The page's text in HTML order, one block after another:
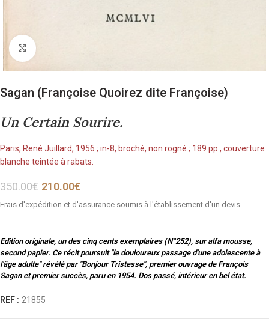
Cliquez pour agrandir
Sagan (Françoise Quoirez dite Françoise)
Un Certain Sourire.
Paris, René Juillard, 1956 ; in-8, broché, non rogné ; 189 pp., couverture
blanche teintée à rabats.
350.00€ 210.00€
Frais d'expédition et d'assurance soumis à l'établissement d'un devis.
Edition originale, un des cinq cents exemplaires (N°252), sur alfa mousse,
second papier. Ce récit poursuit "le douloureux passage d'une adolescente à
l'âge adulte" révélé par "Bonjour Tristesse", premier ouvrage de François
Sagan et premier succès, paru en 1954. Dos passé, intérieur en bel état.
REF : 21855